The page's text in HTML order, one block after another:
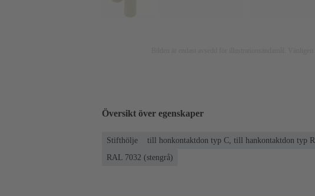
Översikt över egenskaper
Stifthölje till honkontaktdon typ C, till hankontaktdon typ R
RAL 7032 (stengrå)